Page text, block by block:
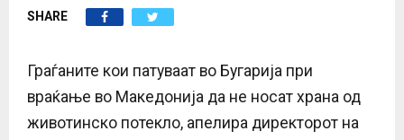
E
N
U
SHARE
Граѓаните кои патуваат во Бугарија при
враќање во Македонија да не носат храна од
животинско потекло, апелира директорот на